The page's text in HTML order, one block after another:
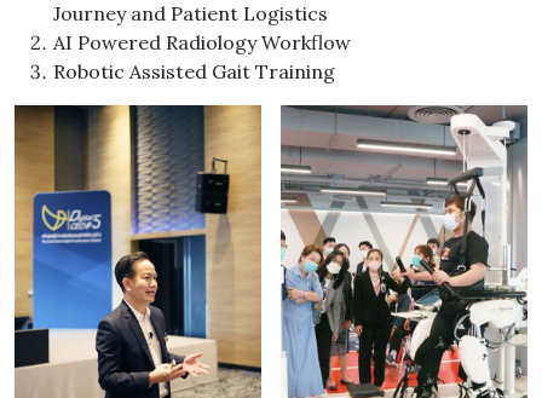
Journey and Patient Logistics
AI Powered Radiology Workflow
Robotic Assisted Gait Training